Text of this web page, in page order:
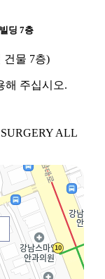
딩 7층
건물 7층)
해 주십시오.
ALL